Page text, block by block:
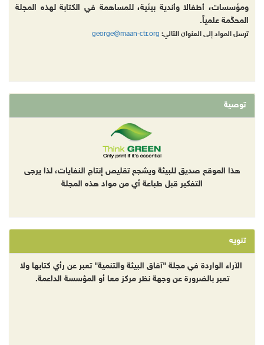
ومؤسسات، أطفالا وأندية بيئية، للمساهمة في الكتابة لهذه المجلة
المحكّمة علمياً.
ترسل المواد إلى العنوان التالي: george@maan-ctr.org
توصية
هذا الموقع صديق للبيئة ويشجع تقليص إنتاج النفايات، لذا يرجى
التفكير قبل طباعة أي من مواد هذه المجلة
تنويه
الآراء الواردة في مجلة "آفاق البيئة والتنمية" تعبر عن رأي كتابها ولا
تعبر بالضرورة عن وجهة نظر مركز معا أو المؤسسة الداعمة.